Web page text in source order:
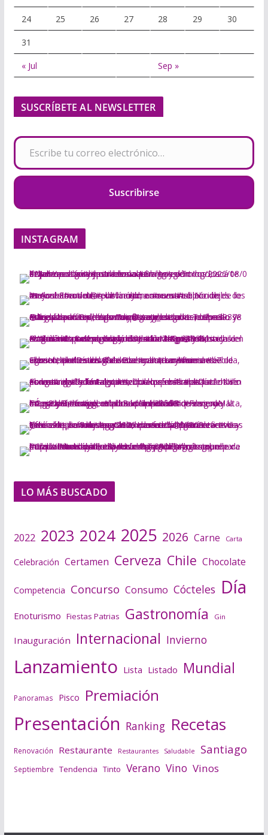
24 25 26 27 28 29 30
31
« Jul Sep »
SUSCRÍBETE AL NEWSLETTER
Escribe tu correo electrónico…
Suscribirse
INSTAGRAM
LO MÁS BUSCADO
2022 2023 2024 2025 2026 Carne Carta
Celebración Certamen Cerveza Chile Chocolate
Competencia Concurso Consumo Cócteles Día
Enoturismo Fiestas Patrias Gastronomía Gin
Inauguración Internacional Invierno
Lanzamiento Lista Listado Mundial
Panoramas Pisco Premiación
Presentación Ranking Recetas
Renovación Restaurante Restaurantes Saludable Santiago
Septiembre Tendencia Tinto Verano Vino Vinos